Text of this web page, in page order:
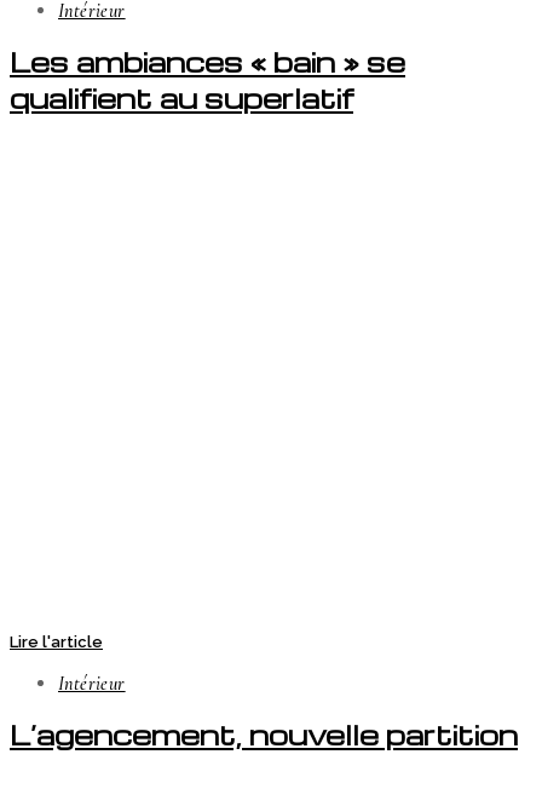
Intérieur
Les ambiances « bain » se
qualifient au superlatif
Lire l'article
Intérieur
L’agencement, nouvelle partition